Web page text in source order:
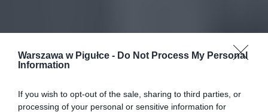
Warszawa w Pigułce - Do Not Process My Personal
Information
If you wish to opt-out of the sale, sharing to third parties, or
processing of your personal or sensitive information for